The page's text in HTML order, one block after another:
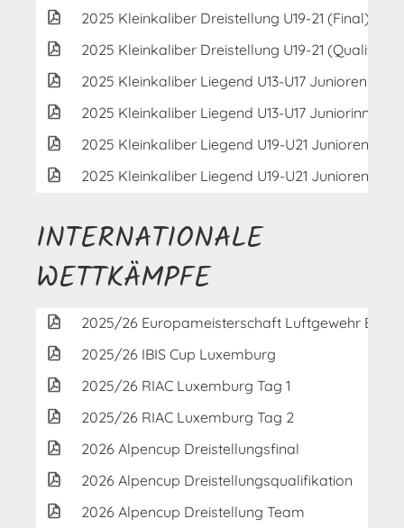
2025 Kleinkaliber Dreistellung U19-21 (Final)
2025 Kleinkaliber Dreistellung U19-21
2025 Kleinkaliber Liegend U13-U17 Junioren
2025 Kleinkaliber Liegend U13-U17 Juniorinnen
2025 Kleinkaliber Liegend U19-U21 Junioren
2025 Kleinkaliber Liegend U19-U21 Junioren
INTERNATIONALE
WETTKÄMPFE
2025/26 Europameisterschaft Luftgewehr Einzel
2025/26 IBIS Cup Luxemburg
2025/26 RIAC Luxemburg Tag 1
2025/26 RIAC Luxemburg Tag 2
2026 Alpencup Dreistellungsfinal
2026 Alpencup Dreistellungsqualifikation
2026 Alpencup Dreistellung Team